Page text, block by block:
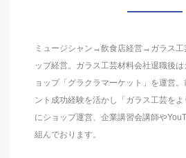
ミュージシャン→飲食店経営→ガラス
ップ経営。ガラス工芸材料会社退職後
ョップ「グラクラマーケット」を運営
ント成功経験を活かし「ガラス工芸を
にショップ運営、企業講習会講師や
組んでおります。